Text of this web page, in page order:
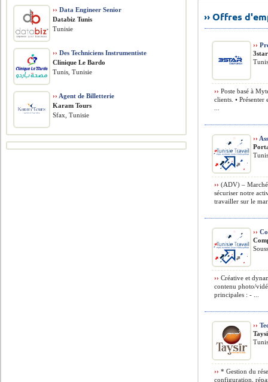
›› Offres
››
›› Poste basé à
clients. •
››
›› (ADV) –
sécuriser notre
travailler sur le
››
›› Créative et
contenu photo/
principales : - ...
››
›› * Gestion du
configuration,
›› Data Engineer Senior
Databiz Tunis
Tunisie
›› Des Techniciens Instrumentiste
Clinique Le Bardo
Tunis, Tunisie
›› Agent de Billetterie
Karam Tours
Sfax, Tunisie